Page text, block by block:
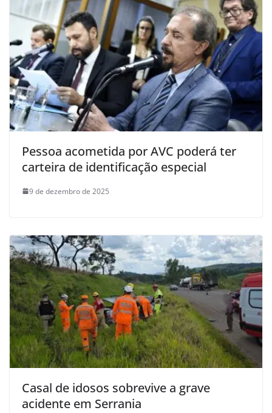
Pessoa acometida por AVC poderá ter
carteira de identificação especial
9 de dezembro de 2025
Casal de idosos sobrevive a grave
acidente em Serrania